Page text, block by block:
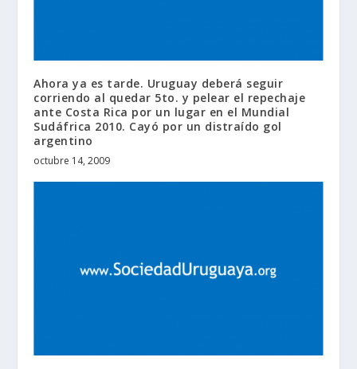
Ahora ya es tarde. Uruguay deberá seguir
corriendo al quedar 5to. y pelear el repechaje
ante Costa Rica por un lugar en el Mundial
Sudáfrica 2010. Cayó por un distraído gol
argentino
octubre 14, 2009